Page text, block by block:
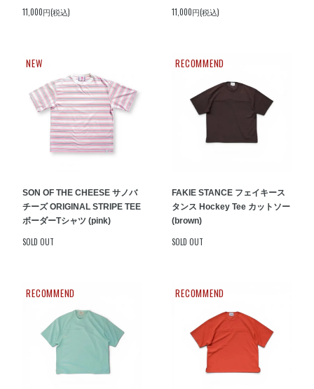
11,000円(税込) 11,000円(税込)
NEW
SON OF THE CHEESE サノバ
チーズ ORIGINAL STRIPE TEE
ボーダーTシャツ (pink)
SOLD OUT
RECOMMEND
FAKIE STANCE フェイキース
タンス Hockey Tee カットソー
(brown)
SOLD OUT
RECOMMEND RECOMMEND